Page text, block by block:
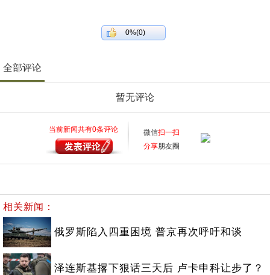
0%(0)
全部评论
暂无评论
当前新闻共有0条评论 微信扫一扫
分享朋友圈
相关新闻：
俄罗斯陷入四重困境 普京再次呼吁和谈
泽连斯基撂下狠话三天后 卢卡申科让步了？